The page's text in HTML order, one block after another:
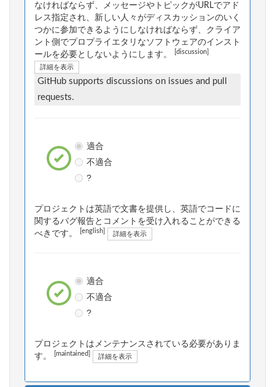
なければならず、メッセージやトピックがURLでアド
レス指定され、新しい人々がディスカッションのいく
つかに参加できるようにしなければならず、クライア
ント側でプロプライエタリなソフトウェアのインスト
ールを必要としないようにします。
[discussion]
詳細を表示
GitHub supports discussions on issues and pull
requests.
適合
不適合
?
プロジェクトは英語で文書を提供し、英語でコードに
関するバグ報告とコメントを受け入れることができる
べきです。
[english] 詳細を表示
適合
不適合
?
プロジェクトはメンテナンスされている必要がありま
す。
[maintained] 詳細を表示